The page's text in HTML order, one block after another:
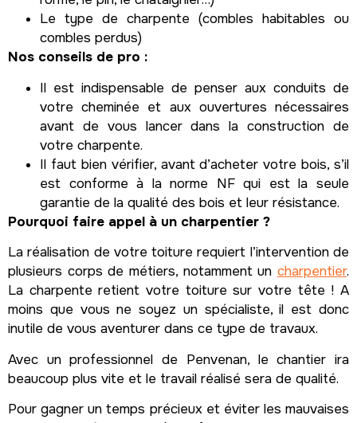
Le type de charpente (combles habitables ou
combles perdus)
Nos conseils de pro :
Il est indispensable de penser aux conduits de
votre cheminée et aux ouvertures nécessaires
avant de vous lancer dans la construction de
votre charpente.
Il faut bien vérifier, avant d’acheter votre bois, s’il
est conforme à la norme NF qui est la seule
garantie de la qualité des bois et leur résistance.
Pourquoi faire appel à un charpentier ?
La réalisation de votre toiture requiert l’intervention de
plusieurs corps de métiers, notamment un charpentier.
La charpente retient votre toiture sur votre tête ! A
moins que vous ne soyez un spécialiste, il est donc
inutile de vous aventurer dans ce type de travaux.
Avec un professionnel de Penvenan, le chantier ira
beaucoup plus vite et le travail réalisé sera de qualité.
Pour gagner un temps précieux et éviter les mauvaises